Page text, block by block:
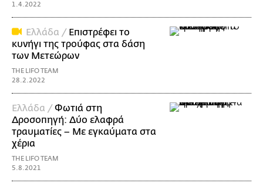
1.4.2022
Ελλάδα / Επιστρέφει το
κυνήγι της τρούφας στα δάση
των Μετεώρων
THE LIFO TEAM
28.2.2022
Ελλάδα /Φωτιά στη
Δροσοπηγή: Δύο ελαφρά
τραυματίες – Με εγκαύματα στα
χέρια
THE LIFO TEAM
5.8.2021